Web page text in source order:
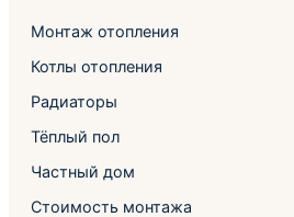
Монтаж отопления
Котлы отопления
Радиаторы
Тёплый пол
Частный дом
Стоимость монтажа